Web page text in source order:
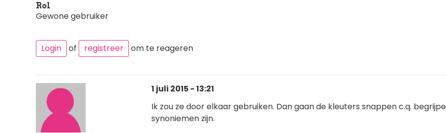
Rol
Gewone gebruiker
Login of registreer om te reageren
1 juli 2015 - 13:21
Ik zou ze door elkaar gebruiken. Dan gaan de kleuters snappen c.q.
synoniemen zijn.